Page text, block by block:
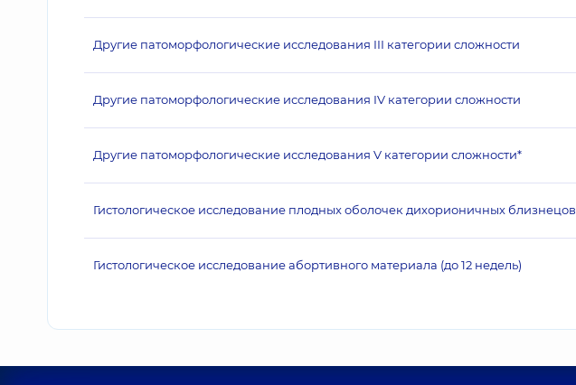
Другие патоморфологические исследования III категории сложности
Другие патоморфологические исследования IV категории сложности
Другие патоморфологические исследования V категории сложности*
Гистологическое исследование плодных оболочек дихорионичных близнецов
Гистологическое исследование абортивного материала (до 12 недель)